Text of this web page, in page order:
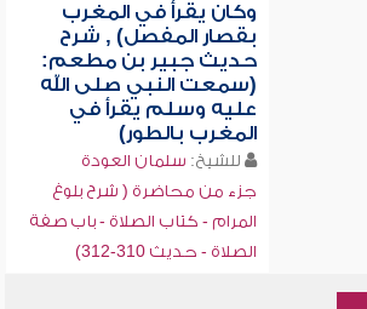
وكان يقرأ في المغرب
بقصار المفصل) , شرح
حديث جبير بن مطعم:
(سمعت النبي صلى الله
عليه وسلم يقرأ في
المغرب بالطور)
للشيخ: سلمان العودة
جزء من محاضرة ( شرح بلوغ
المرام - كتاب الصلاة - باب صفة
الصلاة - حديث 310-312)